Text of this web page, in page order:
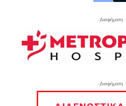
- Διαφήμιση -
- Διαφήμιση -